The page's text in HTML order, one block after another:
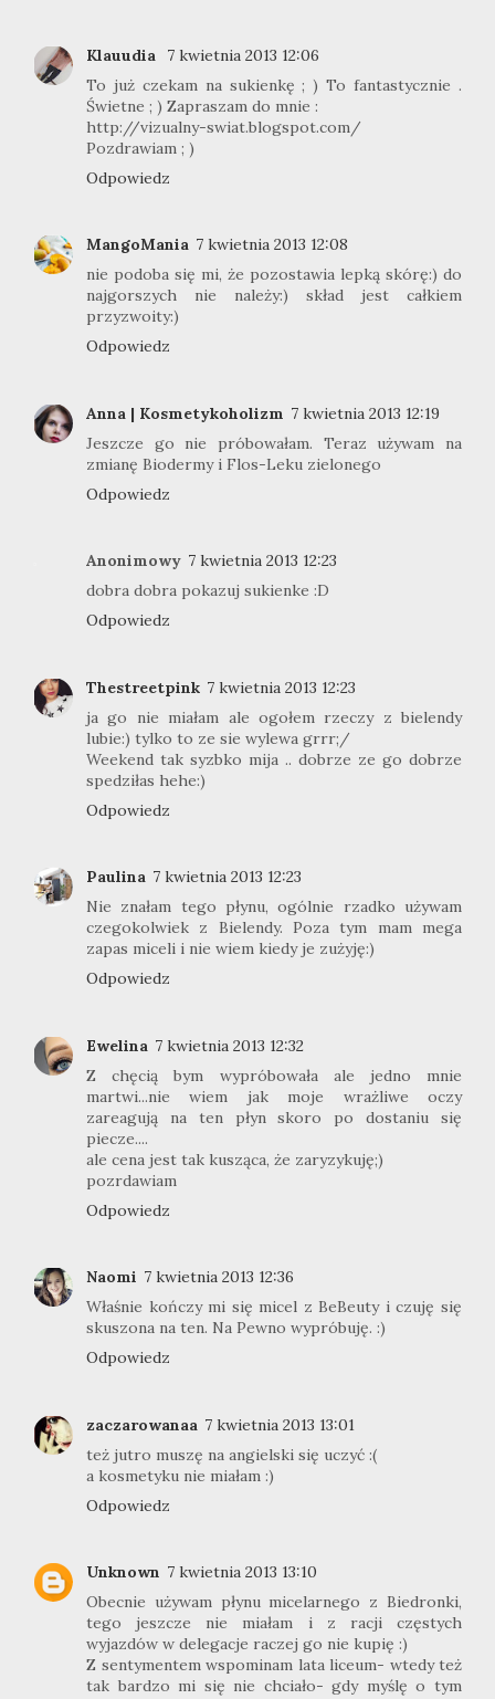
Klauudia
7 kwietnia 2013 12:06
To już czekam na sukienkę ; ) To fantastycznie .
Świetne ; ) Zapraszam do mnie :
http://vizualny-swiat.blogspot.com/
Pozdrawiam ; )
Odpowiedz
MangoMania 7 kwietnia 2013 12:08
nie podoba się mi, że pozostawia lepką skórę:) do
najgorszych nie należy:) skład jest całkiem
przyzwoity:)
Odpowiedz
Anna | Kosmetykoholizm 7 kwietnia 2013 12:19
Jeszcze go nie próbowałam. Teraz używam na
zmianę Biodermy i Flos-Leku zielonego
Odpowiedz
Anonimowy 7 kwietnia 2013 12:23
dobra dobra pokazuj sukienke :D
Odpowiedz
Thestreetpink 7 kwietnia 2013 12:23
ja go nie miałam ale ogołem rzeczy z bielendy
lubie:) tylko to ze sie wylewa grrr;/
Weekend tak syzbko mija .. dobrze ze go dobrze
spedziłas hehe:)
Odpowiedz
Paulina 7 kwietnia 2013 12:23
Nie znałam tego płynu, ogólnie rzadko używam
czegokolwiek z Bielendy. Poza tym mam mega
zapas miceli i nie wiem kiedy je zużyję:)
Odpowiedz
Ewelina 7 kwietnia 2013 12:32
Z chęcią bym wypróbowała ale jedno mnie
martwi...nie wiem jak moje wrażliwe oczy
zareagują na ten płyn skoro po dostaniu się
piecze....
ale cena jest tak kusząca, że zaryzykuję;)
pozrdawiam
Odpowiedz
Naomi 7 kwietnia 2013 12:36
Właśnie kończy mi się micel z BeBeuty i czuję się
skuszona na ten. Na Pewno wypróbuję. :)
Odpowiedz
zaczarowanaa 7 kwietnia 2013 13:01
też jutro muszę na angielski się uczyć :(
a kosmetyku nie miałam :)
Odpowiedz
Unknown 7 kwietnia 2013 13:10
Obecnie używam płynu micelarnego z Biedronki,
tego jeszcze nie miałam i z racji częstych
wyjazdów w delegacje raczej go nie kupię :)
Z sentymentem wspominam lata liceum- wtedy też
tak bardzo mi się nie chciało- gdy myślę o tym